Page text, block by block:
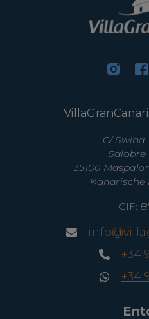
C/ Swing
Salobre
35100
Kanarische
CIF:
+34
+34